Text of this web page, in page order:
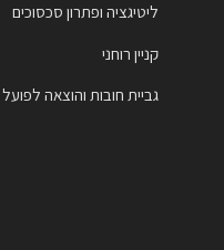
ליטיגציה ופתרון סכסוכים
קניין רוחני
גביית חובות והוצאה לפועל